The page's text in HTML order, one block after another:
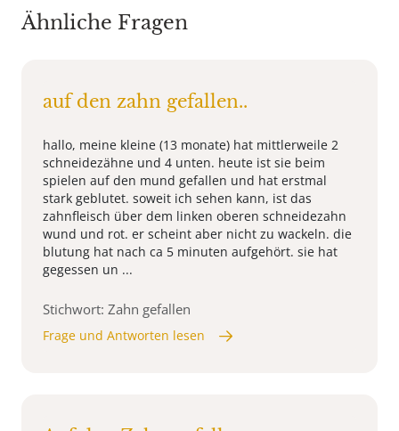
Ähnliche Fragen
auf den zahn gefallen..
hallo, meine kleine (13 monate) hat mittlerweile 2
schneidezähne und 4 unten. heute ist sie beim
spielen auf den mund gefallen und hat erstmal
stark geblutet. soweit ich sehen kann, ist das
zahnfleisch über dem linken oberen schneidezahn
wund und rot. er scheint aber nicht zu wackeln. die
blutung hat nach ca 5 minuten aufgehört. sie hat
gegessen un ...
Stichwort: Zahn gefallen
Frage und Antworten lesen